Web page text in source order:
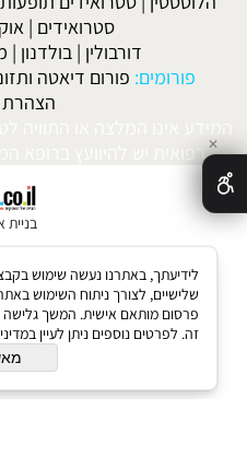
סטרואידים |
דורבולין | בולדנון |
פורומים: פורום דיאטה
הצהרת
המידע אינו המלצה או התוויה
רפואית יש להיוועץ ברופא
בניית
✕
שלישיים, לצורך ניתוח השימוש
פרסום מותאם אישית. המשך
זה. לפרטים נוספים ניתן לעיין